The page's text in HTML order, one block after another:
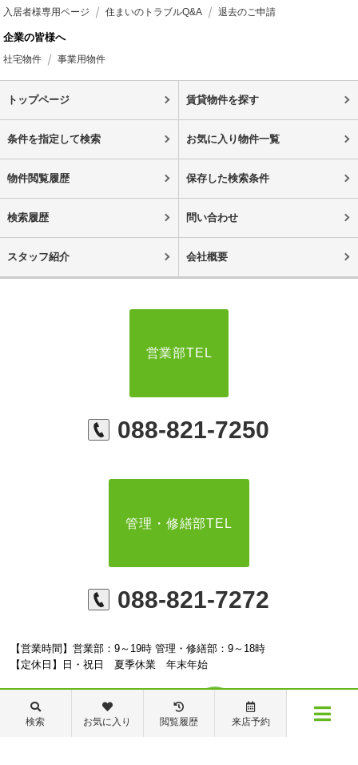
入居者様専用ページ 住まいのトラブルQ&A 退去のご申請
企業の皆様へ
社宅物件 事業用物件
トップページ 賃貸物件を探す
条件を指定して検索 お気に入り物件一覧
物件閲覧履歴 保存した検索条件
検索履歴 問い合わせ
スタッフ紹介 会社概要
営業部TEL
088-821-7250
管理・修繕部TEL
088-821-7272
【営業時間】営業部：9～19時 管理・修繕部：9～18時
【定休日】日・祝日 夏季休業 年末年始
検索 お気に入り 閲覧履歴 来店予約